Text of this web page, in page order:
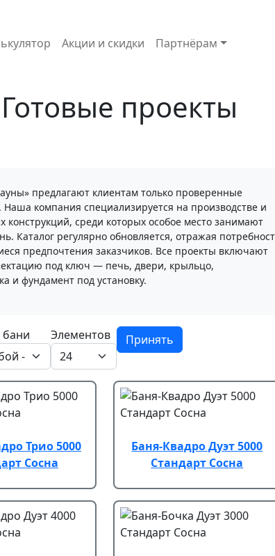
Акции и скидки Партнёрам
Готовые проекты
предлагают клиентам только проверенные
компания специализируется на производстве и
конструкций, среди которых особое место занимают
Каталог регулярно обновляется, отражая
предпочтения заказчиков. Все проекты включают
под ключ — печь, двери, крыльцо,
и фундамент под установку.
Элементов Принять
Трио 5000
Сосна
Баня-Квадро Дуэт 5000
Стандарт Сосна